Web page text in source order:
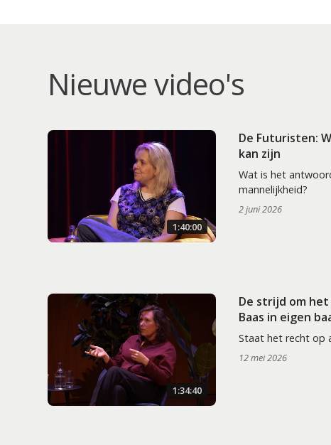
Nieuwe video's
1:40:00
De Futuristen:
kan zijn
Wat is het
mannelijkheid?
2 juni 2026
1:34:40
De strijd om
Baas in eigen
Staat het recht op
12 mei 2026